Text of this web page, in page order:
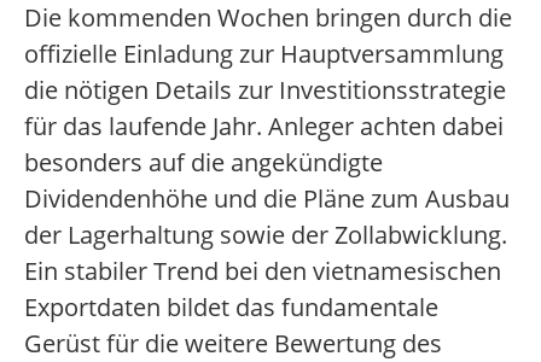
Die kommenden Wochen bringen durch die
offizielle Einladung zur Hauptversammlung
die nötigen Details zur Investitionsstrategie
für das laufende Jahr. Anleger achten dabei
besonders auf die angekündigte
Dividendenhöhe und die Pläne zum Ausbau
der Lagerhaltung sowie der Zollabwicklung.
Ein stabiler Trend bei den vietnamesischen
Exportdaten bildet das fundamentale
Gerüst für die weitere Bewertung des